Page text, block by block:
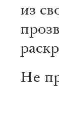
из
Не